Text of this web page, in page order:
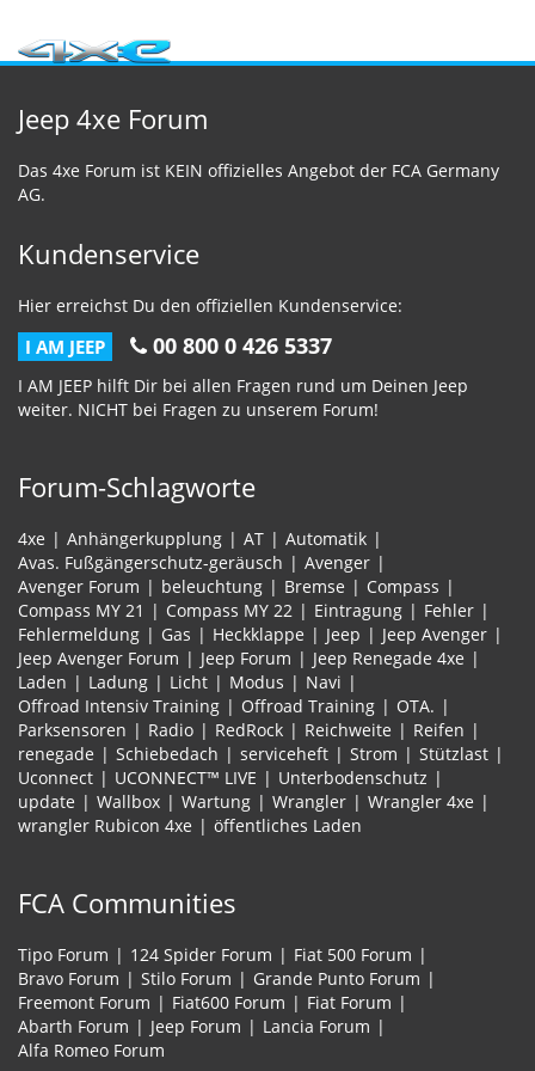
Jeep 4xe Forum
Das 4xe Forum ist KEIN offizielles Angebot der FCA Germany
AG.
Kundenservice
Hier erreichst Du den offiziellen Kundenservice:
I AM JEEP 00 800 0 426 5337
I AM JEEP hilft Dir bei allen Fragen rund um Deinen Jeep
weiter. NICHT bei Fragen zu unserem Forum!
Forum-Schlagworte
4xe Anhängerkupplung AT
Automatik
Avas. Fußgängerschutz-geräusch
Avenger
Avenger Forum
beleuchtung Bremse
Compass
Compass MY 21
Compass MY 22 Eintragung
Fehler
Fehlermeldung
Gas Heckklappe Jeep
Jeep Avenger
Jeep Avenger Forum
Jeep Forum
Jeep Renegade 4xe
Laden
Ladung Licht Modus
Navi
Offroad Intensiv Training
Offroad Training
OTA.
Parksensoren
Radio RedRock Reichweite
Reifen
renegade
Schiebedach serviceheft Strom
Stützlast
Uconnect
UCONNECT™ LIVE
Unterbodenschutz
update
Wallbox Wartung Wrangler
Wrangler 4xe
wrangler Rubicon 4xe
öffentliches Laden
FCA Communities
Tipo Forum 124 Spider Forum
Fiat 500 Forum
Bravo Forum
Stilo Forum
Grande Punto Forum
Freemont Forum
Fiat600 Forum
Fiat Forum
Abarth Forum
Jeep Forum
Lancia Forum
Alfa Romeo Forum